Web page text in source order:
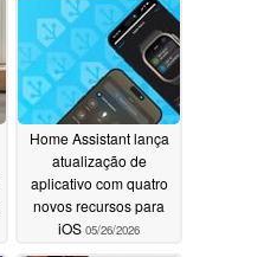
de armazenamento de
energia solar06/18/2026
Home Assistant lança
atualização de
aplicativo com quatro
novos recursos para
iOS 05/26/2026